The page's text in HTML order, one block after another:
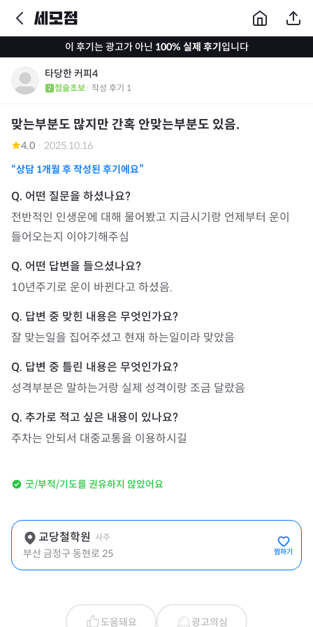
이 후기는 광고가 아닌 100% 실제 후기입니다
타당한 커피4
점술초보· 작성 후기 1
맞는부분도 많지만 간혹 안맞는부분도 있음.
4.0 · 2025.10.16
“상담 1개월 후 작성된 후기에요”
전반적인 인생운에 대해 물어봤고 지금시기랑 언제부터 운이
들어오는지 이야기해주심
10년주기로 운이 바뀐다고 하셨음.
잘 맞는일을 집어주셨고 현재 하는일이라 맞았음
성격부분은 말하는거랑 실제 성격이랑 조금 달랐음
주차는 안되서 대중교통을 이용하시길
굿/부적/기도를 권유하지 않았어요
교당철학원 사주
부산 금정구 동현로 25 찜하기
도움돼요 광고의심